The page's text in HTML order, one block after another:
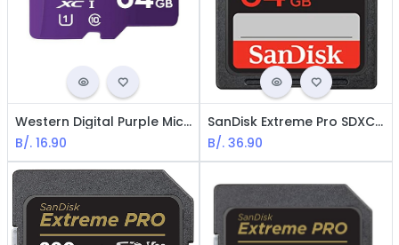
Western Digital Purple MicroSD 64GB / With Adapter / Purple
B/. 16.90
SanDisk Extreme Pro SDXC - Memory Card 64GB / SDXC UHS-I / ClasE 10 / V30
B/. 36.90